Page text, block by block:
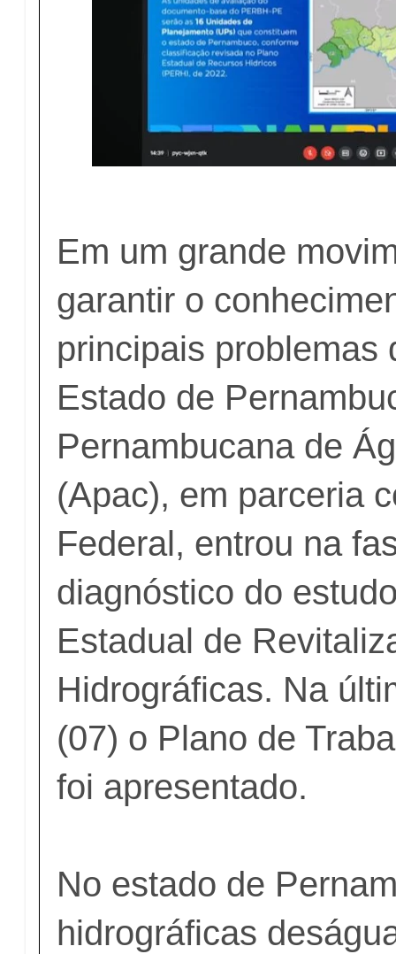
Em um grande
garantir o
principais problemas
Estado de
Pernambucana de
(Apac), em parceria
Federal, entrou na
diagnóstico do
Estadual de
Hidrográficas. Na
(07) o Plano de
foi apresentado.
No estado de
hidrográficas